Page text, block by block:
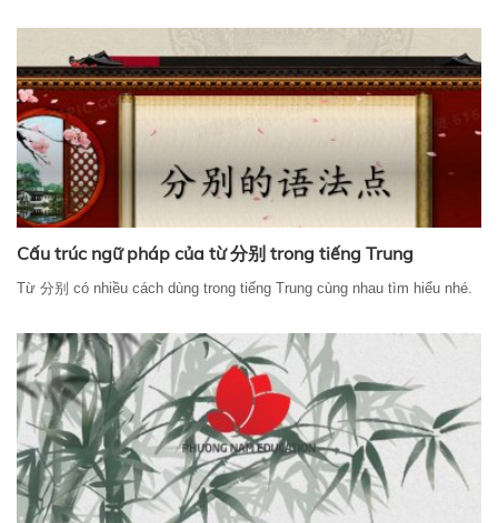
Cấu trúc ngữ pháp của từ 分别 trong tiếng Trung
Từ 分别 có nhiều cách dùng trong tiếng Trung cùng nhau tìm hiểu nhé.